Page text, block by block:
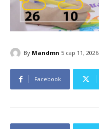
By Mandmn 5 сар 11, 2026
Facebook